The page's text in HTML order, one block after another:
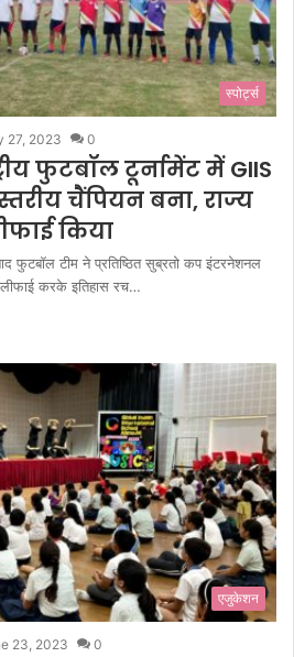
स्पोर्ट्स
27, 2023 0
फुटबॉल टूर्नामेंट में GIIS
चैंपियन बना, राज्य
किया
फुटबॉल टीम ने प्रतिष्ठित सुब्रतो कप इंटरनेशनल
करके इतिहास रच…
एजुकेशन
23, 2023 0